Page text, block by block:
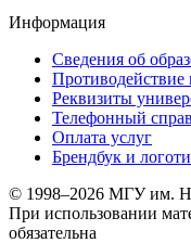
Информация
Сведения об
Противодействие
Реквизиты
Телефонный
Оплата услуг
Брендбук и
© 1998–2026 МГУ им.
При использовании
обязательна